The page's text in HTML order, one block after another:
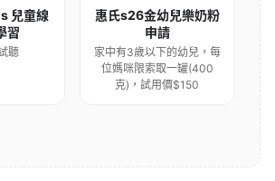
兒童線
習
聽
惠氏s26金幼兒樂奶粉
申請
家中有3歲以下的幼兒，每
位媽咪限索取一罐(400
克)，試用價$150